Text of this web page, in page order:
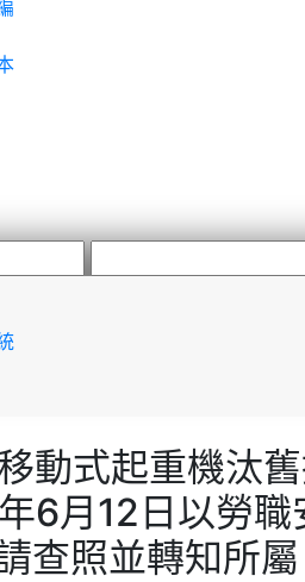
動式起重機汰
6月12日以勞
查照並轉知所屬